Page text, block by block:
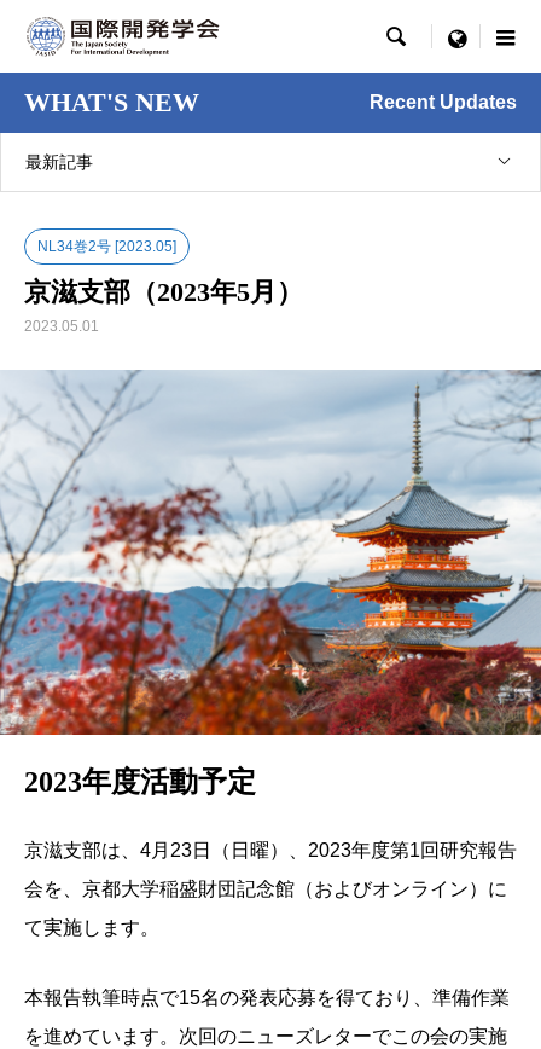
 menu
WHAT'S NEW Recent Updates
最新記事
NL34巻2号 [2023.05]
京滋支部（2023年5月）
2023.05.01
2023年度活動予定
京滋支部は、4月23日（日曜）、2023年度第1回研究報告
会を、京都大学稲盛財団記念館（およびオンライン）に
て実施します。
本報告執筆時点で15名の発表応募を得ており、準備作業
を進めています。次回のニューズレターでこの会の実施